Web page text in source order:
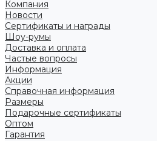
Компания
Новости
Сертификаты и награды
Шоу-румы
Доставка и оплата
Частые вопросы
Информация
Акции
Справочная информация
Размеры
Подарочные сертификаты
Оптом
Гарантия